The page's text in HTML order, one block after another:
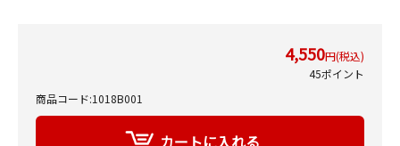
4,550円(税込)
45ポイント
商品コード:1018B001